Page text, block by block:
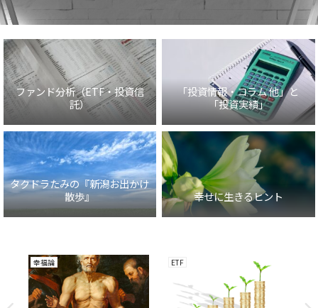
ファンド分析（ETF・投資信
託）
「投資情報・コラム 他」と
「投資実績」
タクドラたみの『新潟お出かけ
散歩』
幸せに生きるヒント
幸福論 ETF